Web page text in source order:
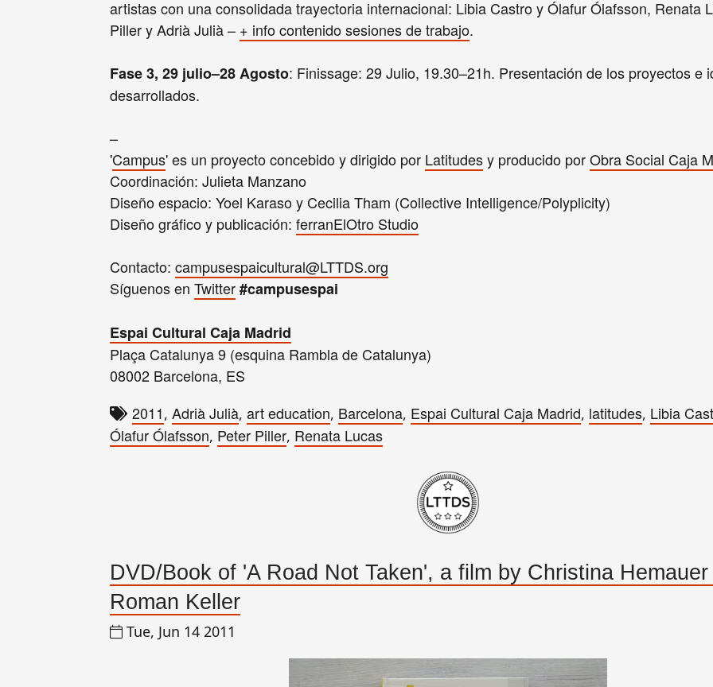
artistas con una consolidada trayectoria internacional: Libia Castro y Ólafur Ólafsson, Renata
Piller y Adrià Julià – + info contenido sesiones de trabajo.
Fase 3, 29 julio–28 Agosto: Finissage: 29 Julio, 19.30–21h. Presentación de los proyectos e
desarrollados.
–
'Campus' es un proyecto concebido y dirigido por Latitudesy producido porObra Social Caja
Coordinación: Julieta Manzano
Diseño espacio: Yoel Karaso y Cecilia Tham (Collective Intelligence/Polyplicity)
Diseño gráfico y publicación: ferranElOtro Studio
Contacto: campusespaicultural@LTTDS.org
Síguenos en Twitter#campusespai
Espai Cultural Caja Madrid
Plaça Catalunya 9 (esquina Rambla de Catalunya)
08002 Barcelona, ES
2011, Adrià Julià, art education, Barcelona, Espai Cultural Caja Madrid, latitudes, Libia
Ólafur Ólafsson, Peter Piller, Renata Lucas
DVD/Book of 'A Road Not Taken', a film by Christina
Roman Keller
Tue, Jun 14 2011